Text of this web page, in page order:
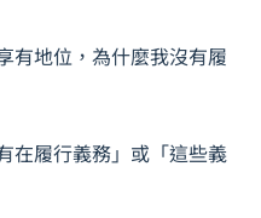
有地位，為什麼我沒有履
在履行義務」或「這些義